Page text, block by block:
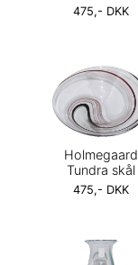
475,- DKK
Holmegaard
Tundra skål
475,- DKK